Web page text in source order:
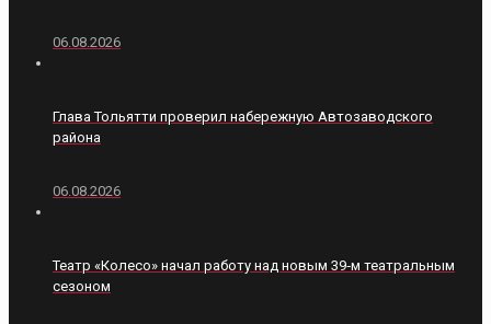
06.08.2026
Глава Тольятти проверил набережную Автозаводского
района
06.08.2026
Театр «Колесо» начал работу над новым 39‑м театральным
сезоном